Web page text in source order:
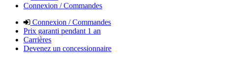
Connexion / Commandes
Connexion / Commandes
Prix garanti pendant 1 an
Carrières
Devenez un concessionnaire